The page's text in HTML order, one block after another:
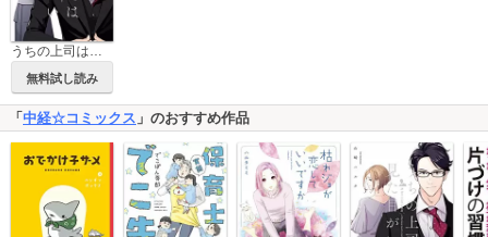
うちの上司は見た目がいい
無料試し読み
「 中経☆コミックス 」のおすすめ作品